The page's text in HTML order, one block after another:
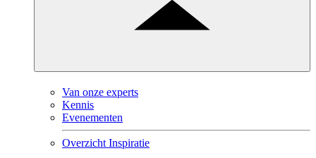
Van onze experts
Kennis
Evenementen
Overzicht Inspiratie